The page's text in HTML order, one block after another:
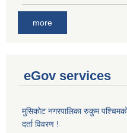
more
eGov services
मुसिकोट नगरपालिका रुकुम
दर्ता विवरण !